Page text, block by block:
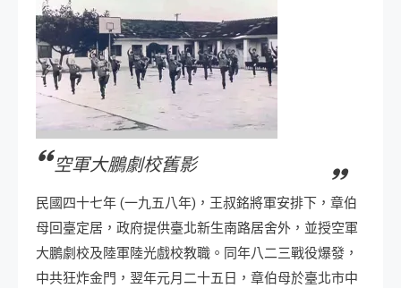
空軍大鵬劇校舊影
民國四十七年 (一九五八年)，王叔銘將軍安排下，章伯
母回臺定居，政府提供臺北新生南路居舍外，並授空軍
大鵬劇校及陸軍陸光戲校教職。同年八二三戰役爆發，
中共狂炸金門，翌年元月二十五日，章伯母於臺北市中